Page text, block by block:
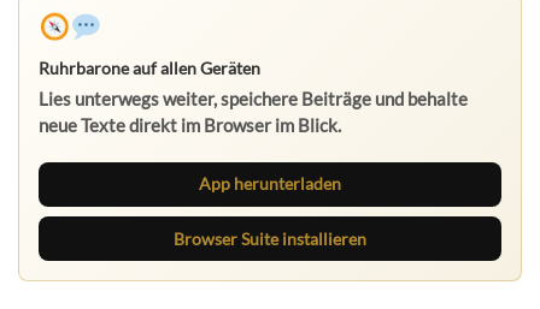
Ruhrbarone auf allen Geräten
Lies unterwegs weiter, speichere Beiträge und behalte
neue Texte direkt im Browser im Blick.
App herunterladen
Browser Suite installieren